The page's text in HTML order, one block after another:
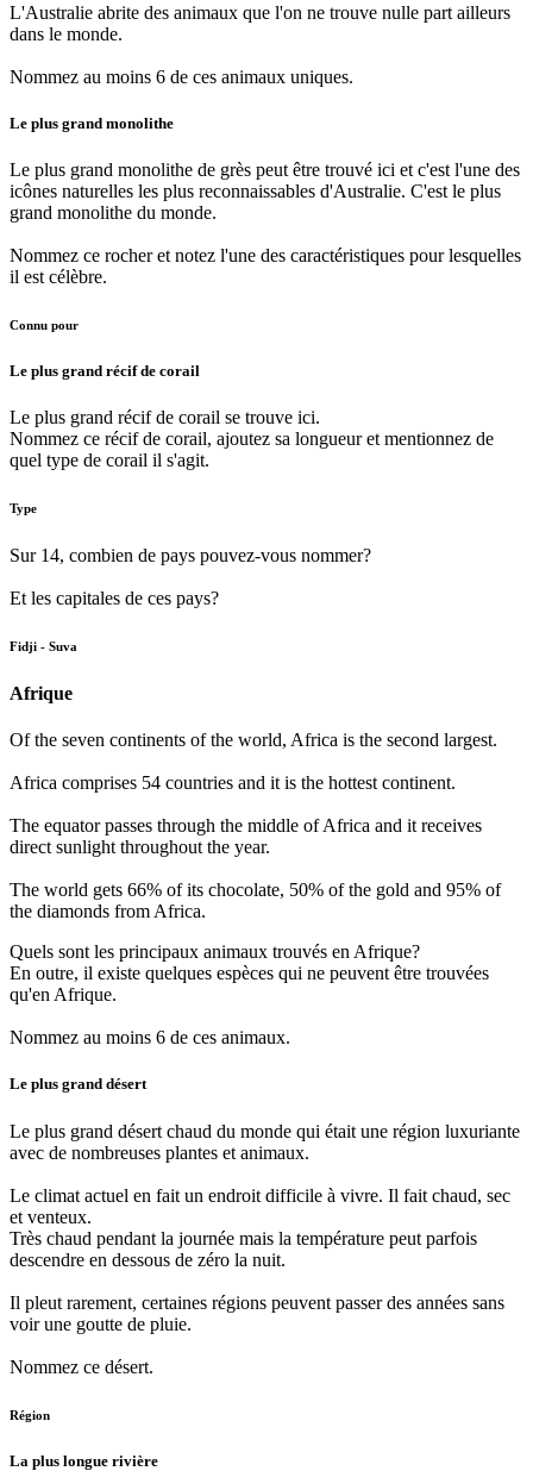
L'Australie abrite des animaux que l'on ne trouve nulle part ailleurs
dans le monde.
Nommez au moins 6 de ces animaux uniques.
Le plus grand monolithe
Le plus grand monolithe de grès peut être trouvé ici et c'est l'une des
icônes naturelles les plus reconnaissables d'Australie. C'est le plus
grand monolithe du monde.
Nommez ce rocher et notez l'une des caractéristiques pour lesquelles
il est célèbre.
Connu pour
Le plus grand récif de corail
Le plus grand récif de corail se trouve ici.
Nommez ce récif de corail, ajoutez sa longueur et mentionnez de
quel type de corail il s'agit.
Type
Sur 14, combien de pays pouvez-vous nommer?
Et les capitales de ces pays?
Fidji - Suva
Afrique
Of the seven continents of the world, Africa is the second largest.
Africa comprises 54 countries and it is the hottest continent.
The equator passes through the middle of Africa and it receives
direct sunlight throughout the year.
The world gets 66% of its chocolate, 50% of the gold and 95% of
the diamonds from Africa.
Quels sont les principaux animaux trouvés en Afrique?
En outre, il existe quelques espèces qui ne peuvent être trouvées
qu'en Afrique.
Nommez au moins 6 de ces animaux.
Le plus grand désert
Le plus grand désert chaud du monde qui était une région luxuriante
avec de nombreuses plantes et animaux.
Le climat actuel en fait un endroit difficile à vivre. Il fait chaud, sec
et venteux.
Très chaud pendant la journée mais la température peut parfois
descendre en dessous de zéro la nuit.
Il pleut rarement, certaines régions peuvent passer des années sans
voir une goutte de pluie.
Nommez ce désert.
Région
La plus longue rivière